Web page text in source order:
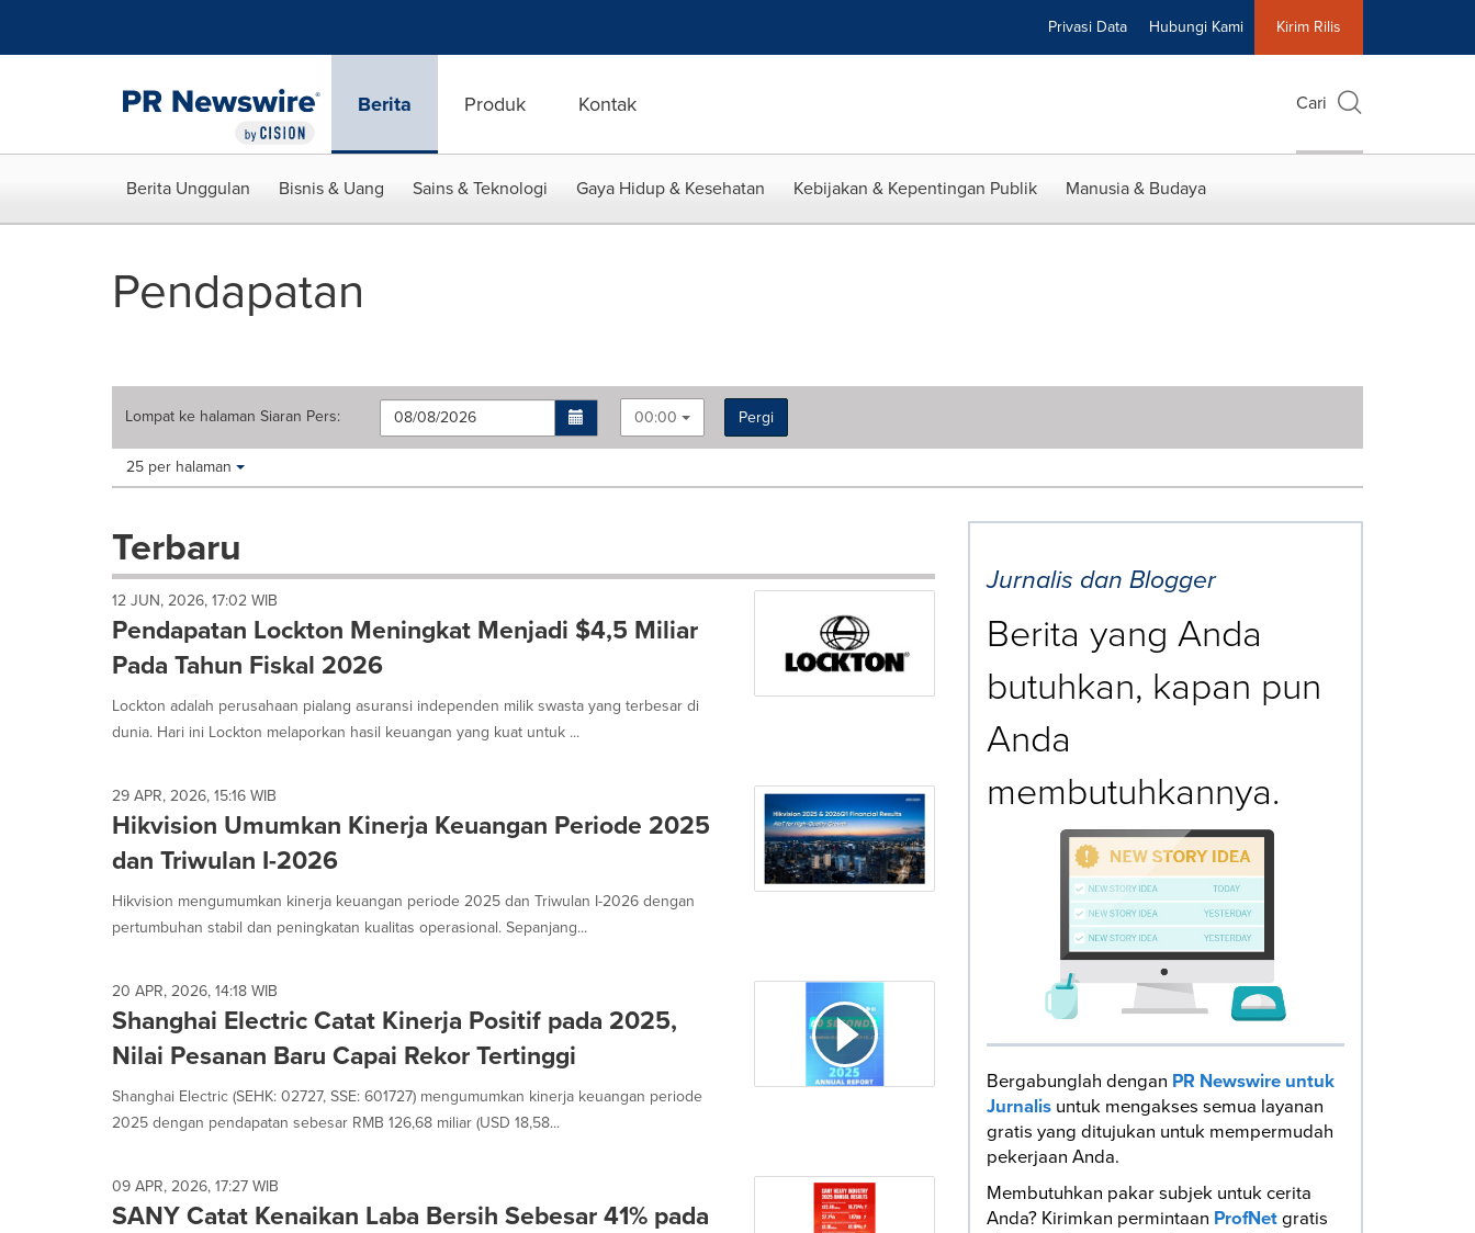
Privasi Data Hubungi Kami Kirim Rilis
Berita Produk Kontak Cari
Berita Unggulan Bisnis & Uang Sains & Teknologi Gaya Hidup & Kesehatan Kebijakan & Kepentingan Publik Manusia & Budaya
Pendapatan
Lompat ke halaman Siaran Pers: 00:00
Pergi
Making
these
dropdown
cause
content
on
this
page
change.
listings
will
update
as
each
option
selected.
Items per page:
25 per halaman
Terbaru
12 JUN, 2026, 17:02 WIB
Pendapatan Lockton Meningkat Menjadi $4,5 Miliar
Pada Tahun Fiskal 2026
Lockton adalah perusahaan pialang asuransi independen milik swasta yang terbesar di
dunia. Hari ini Lockton melaporkan hasil keuangan yang kuat untuk ...
29 APR, 2026, 15:16 WIB
Hikvision Umumkan Kinerja Keuangan Periode 2025
dan Triwulan I-2026
Hikvision mengumumkan kinerja keuangan periode 2025 dan Triwulan I-2026 dengan
pertumbuhan stabil dan peningkatan kualitas operasional. Sepanjang...
20 APR, 2026, 14:18 WIB
Shanghai Electric Catat Kinerja Positif pada 2025,
Nilai Pesanan Baru Capai Rekor Tertinggi
Shanghai Electric (SEHK: 02727, SSE: 601727) mengumumkan kinerja keuangan periode
2025 dengan pendapatan sebesar RMB 126,68 miliar (USD 18,58...
09 APR, 2026, 17:27 WIB
SANY Catat Kenaikan Laba Bersih Sebesar 41% pada
Jurnalis dan Blogger
Berita yang Anda
butuhkan, kapan pun
Anda
membutuhkannya.
Bergabunglah dengan PR Newswire untuk
Jurnalis untuk mengakses semua layanan
gratis yang ditujukan untuk mempermudah
pekerjaan Anda.
Membutuhkan pakar subjek untuk cerita
Anda? Kirimkan permintaan ProfNetgratis